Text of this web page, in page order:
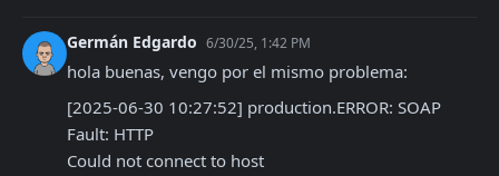
Germán Edgardo 6/30/25, 1:42 PM
hola buenas, vengo por el mismo problema:
[2025-06-30 10:27:52] production.ERROR: SOAP
Fault: HTTP
Could not connect to host